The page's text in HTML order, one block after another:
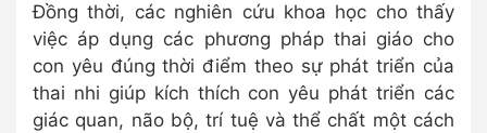
Đồng thời, các nghiên cứu khoa học cho thấy
việc áp dụng các phương pháp thai giáo cho
con yêu đúng thời điểm theo sự phát triển của
thai nhi giúp kích thích con yêu phát triển các
giác quan, não bộ, trí tuệ và thể chất một cách